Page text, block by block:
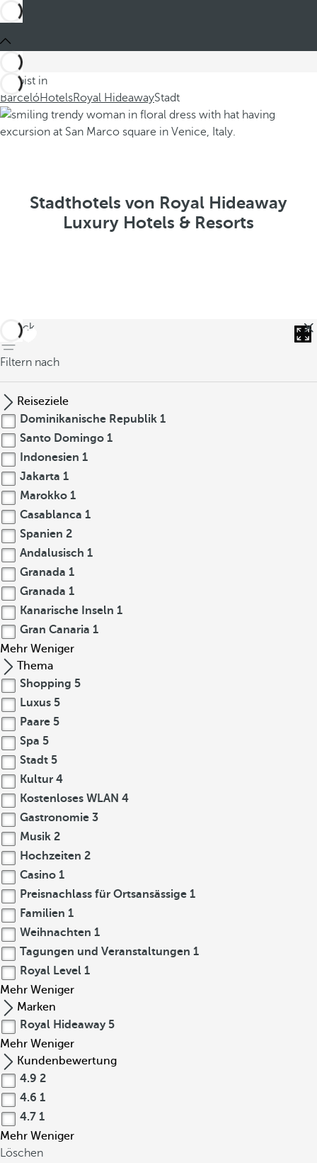
Du bist in
BarcelóHotelsRoyal HideawayStadt
Stadthotels von Royal Hideaway
Luxury Hotels & Resorts
zurück
Filtern nach
Reiseziele
Dominikanische Republik 1
Santo Domingo 1
Indonesien 1
Jakarta 1
Marokko 1
Casablanca 1
Spanien 2
Andalusisch 1
Granada 1
Granada 1
Kanarische Inseln 1
Gran Canaria 1
Mehr Weniger
Thema
Shopping 5
Luxus 5
Paare 5
Spa 5
Stadt 5
Kultur 4
Kostenloses WLAN 4
Gastronomie 3
Musik 2
Hochzeiten 2
Casino 1
Preisnachlass für Ortsansässige 1
Familien 1
Weihnachten 1
Tagungen und Veranstaltungen 1
Royal Level 1
Mehr Weniger
Marken
Royal Hideaway 5
Mehr Weniger
Kundenbewertung
4.9 2
4.6 1
4.7 1
Mehr Weniger
Löschen